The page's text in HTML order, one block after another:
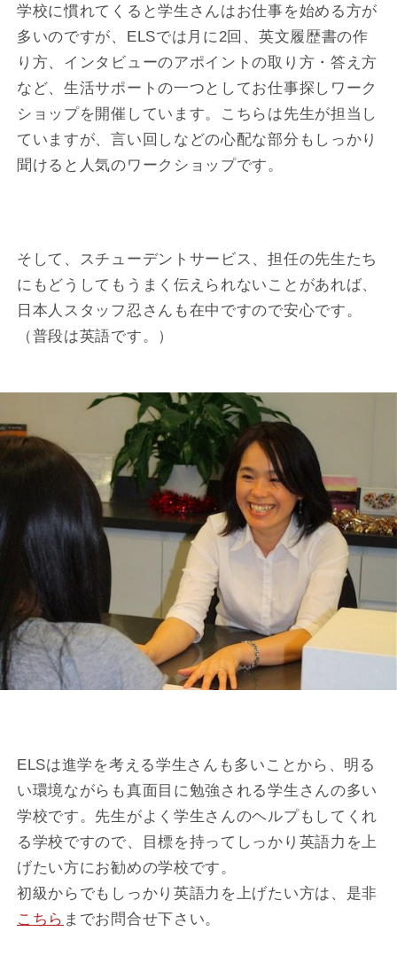
学校に慣れてくると学生さんはお仕事を始める方が
多いのですが、ELSでは月に2回、英文履歴書の作
り方、インタビューのアポイントの取り方・答え方
など、生活サポートの一つとしてお仕事探しワーク
ショップを開催しています。こちらは先生が担当し
ていますが、言い回しなどの心配な部分もしっかり
聞けると人気のワークショップです。
そして、スチューデントサービス、担任の先生たち
にもどうしてもうまく伝えられないことがあれば、
日本人スタッフ忍さんも在中ですので安心です。
（普段は英語です。）
ELSは進学を考える学生さんも多いことから、明る
い環境ながらも真面目に勉強される学生さんの多い
学校です。先生がよく学生さんのヘルプもしてくれ
る学校ですので、目標を持ってしっかり英語力を上
げたい方にお勧めの学校です。
初級からでもしっかり英語力を上げたい方は、是非
こちら までお問合せ下さい。